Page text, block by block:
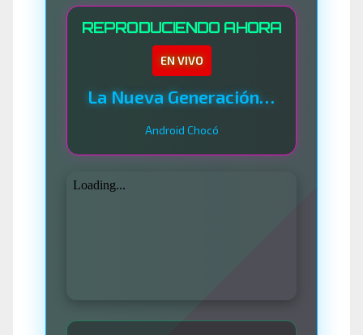
REPRODUCIENDO AHORA
EN VIVO
La Nueva Generación Del Sistema
Android Chocó